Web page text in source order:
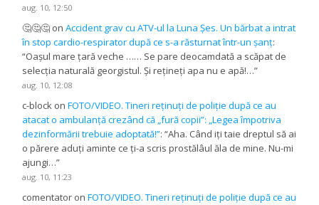
aug. 10, 12:50
🤔🤔🤔 onAccident grav cu ATV-ul la Luna Șes. Un bărbat a intrat
în stop cardio-respirator după ce s-a răsturnat într-un șanț:
“Oașul mare țară veche …… Se pare deocamdată a scăpat de
selecția naturală georgistul. Și rețineți apa nu e apă!…”
aug. 10, 12:08
c-block onFOTO/VIDEO. Tineri reținuți de poliție după ce au
atacat o ambulanță crezând că „fură copii”: „Legea împotriva
dezinformării trebuie adoptată!”: “Aha. Când iți taie dreptul să ai
o părere aduți aminte ce ți-a scris prostălâul ăla de mine. Nu-mi
ajungi…”
aug. 10, 11:23
comentator onFOTO/VIDEO. Tineri reținuți de poliție după ce au